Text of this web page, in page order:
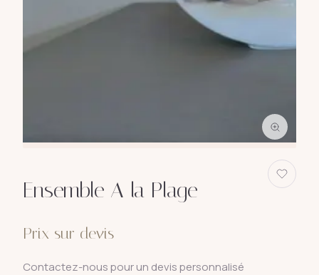
Ensemble A la Plage
Prix sur devis
Contactez-nous pour un devis personnalisé